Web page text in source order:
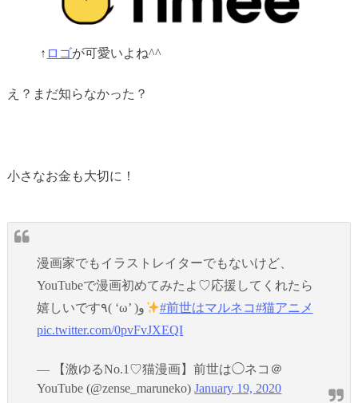
↑ ロゴが可愛いよね^^
え？まだ知らなかった？
小さなお金も大切に！
漫画家でもイラストレイターでもないけど、
YouTubeで漫画初めてみたよ♡応援してくれたら
嬉しいです٩( ‘ω’ )و
#前世はマルネコ#猫アニメ
pic.twitter.com/0pvFvJXEQI
— 【激ゆるNo.1♡猫漫画】前世は◯ネコ＠
YouTube (@zense_maruneko)January 19, 2020